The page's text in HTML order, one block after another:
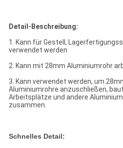
Detail-Beschreibung:
1. Kann für Gestell,
verwendet werden
2. Kann mit 28mm Aluminiumrohr
3. Kann verwendet werden, um
Aluminiumrohre anzuschließen,
Arbeitsplätze und andere
zusammen.
Schnelles Detail: